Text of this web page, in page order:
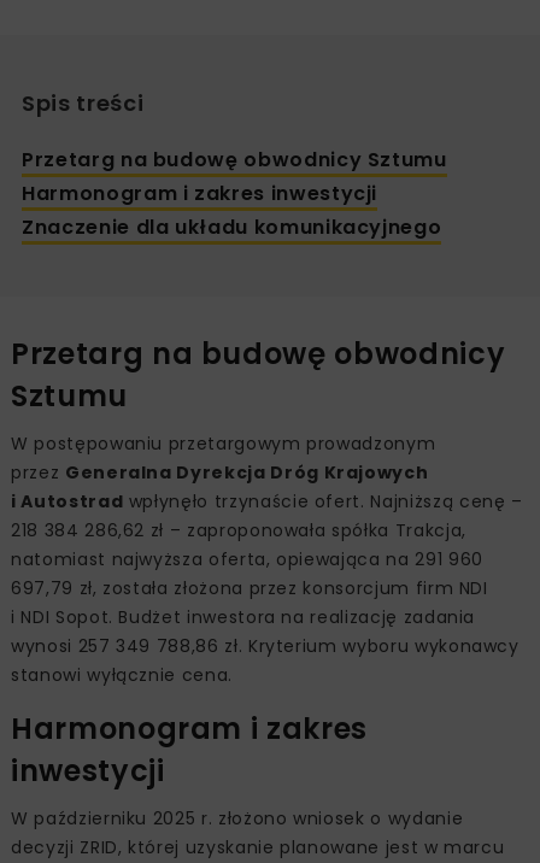
Spis treści
Przetarg na budowę obwodnicy Sztumu
Harmonogram i zakres inwestycji
Znaczenie dla układu komunikacyjnego
Przetarg na budowę obwodnicy
Sztumu
W postępowaniu przetargowym prowadzonym
przez Generalna Dyrekcja Dróg Krajowych
i Autostrad wpłynęło trzynaście ofert. Najniższą cenę –
218 384 286,62 zł – zaproponowała spółka Trakcja,
natomiast najwyższa oferta, opiewająca na 291 960
697,79 zł, została złożona przez konsorcjum firm NDI
i NDI Sopot. Budżet inwestora na realizację zadania
wynosi 257 349 788,86 zł. Kryterium wyboru wykonawcy
stanowi wyłącznie cena.
Harmonogram i zakres
inwestycji
W październiku 2025 r. złożono wniosek o wydanie
decyzji ZRID, której uzyskanie planowane jest w marcu